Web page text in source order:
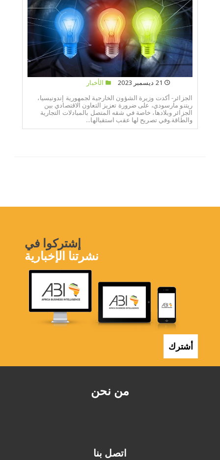
الأخبار
الجزائر- أكدت وزيرة الشؤون الخارجية لجمهورية إندونيسيا،
ريتنو مارسودي، على ضرورة تعزيز التعاون الاقتصادي بين
الجزائر وبلادها، خاصة في شقه المتصل بالمبادلات التجارية
والطاقة.وفي تصريح لها عقب استقبالها...
من نحن
اتصل بنا
إشتركوا في
نشرتنا الإخبارية
أشترك